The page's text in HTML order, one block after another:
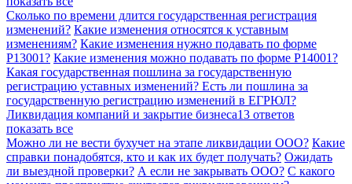
Сколько по времени длится государственная регистрация
изменений? Какие изменения относятся к уставным
изменениям? Какие изменения нужно подавать по форме
Р13001? Какие изменения можно подавать по форме Р14001?
Какая государственная пошлина за государственную
регистрацию уставных изменений? Есть ли пошлина за
государственную регистрацию изменений в ЕГРЮЛ?
Ликвидация компаний и закрытие бизнеса13 ответов
показать все
Можно ли не вести бухучет на этапе ликвидации ООО? Какие
справки понадобятся, кто и как их будет получать? Ожидать
ли выездной проверки? А если не закрывать ООО? С какого